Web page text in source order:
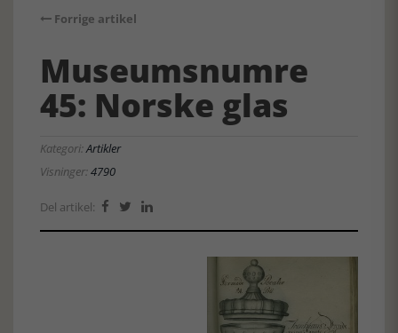
Forrige artikel
Museumsnumre
45: Norske glas
Kategori:Artikler
Visninger:4790
Del artikel:   